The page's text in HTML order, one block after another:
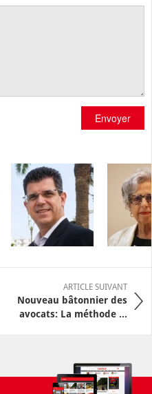
Envoyer
ARTICLE SUIVANT
Nouveau bâtonnier des
avocats: La méthode ...